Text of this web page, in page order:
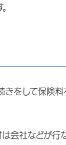
をして保険料
社などが行